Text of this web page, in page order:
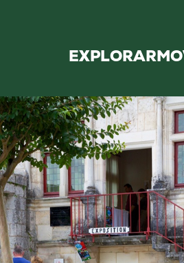
EXPLORAR